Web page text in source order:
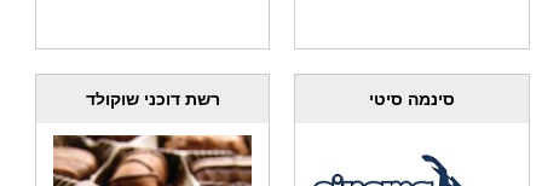
סינמה סיטי רשת דוכני שוקולד